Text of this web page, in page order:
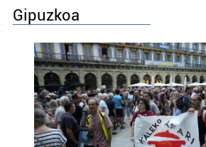
Gipuzkoa